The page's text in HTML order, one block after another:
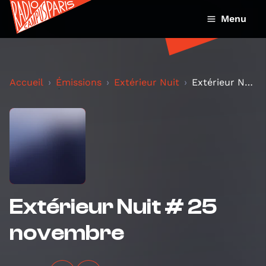
Menu
Accueil Émissions Extérieur Nuit Extérieur Nuit # 25 novembre
Extérieur Nuit # 25
novembre